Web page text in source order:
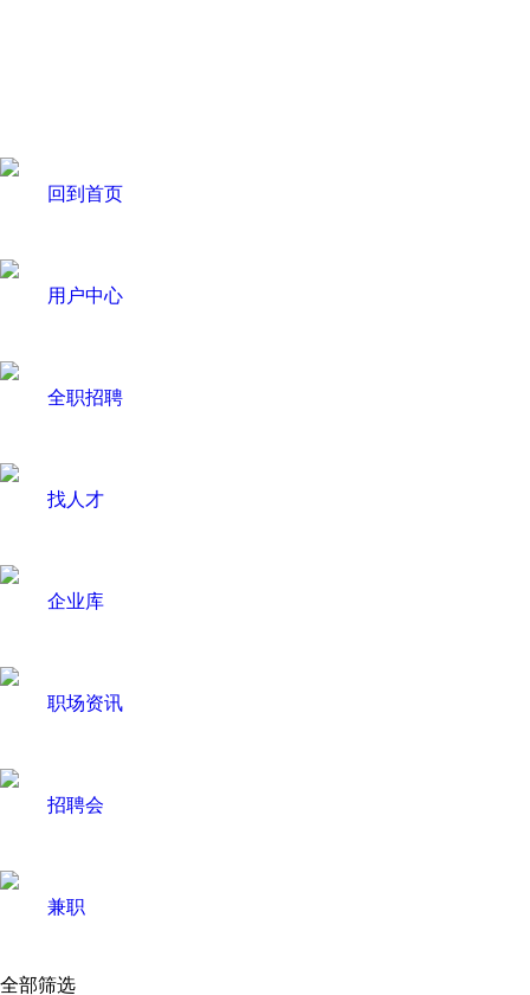
回到首页
用户中心
全职招聘
找人才
企业库
职场资讯
招聘会
兼职
全部筛选